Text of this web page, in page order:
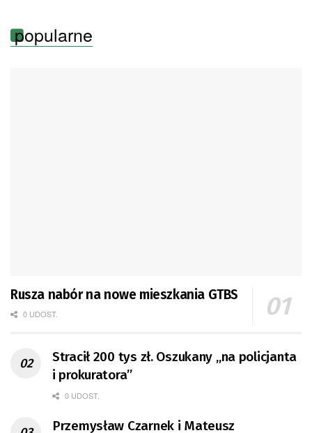
popularne
Rusza nabór na nowe mieszkania GTBS
0 UDOST.
Stracił 200 tys zł. Oszukany „na policjanta
i prokuratora”
0 UDOST.
Przemysław Czarnek i Mateusz